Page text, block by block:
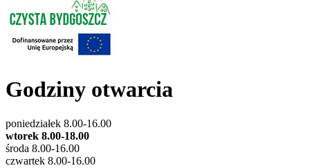
Godziny otwarcia
poniedziałek 8.00-16.00
wtorek 8.00-18.00
środa 8.00-16.00
czwartek 8.00-16.00